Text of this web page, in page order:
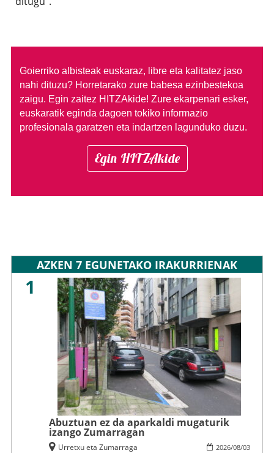
Goierriko albisteak euskaraz, libre eta kalitatez jaso
nahi dituzu? Horretarako zure babesa ezinbestekoa
zaigu. Egin zaitez HITZAkide! Zure ekarpenari esker,
euskaratik eginda dagoen tokiko informazio
profesionala garatzen eta indartzen lagunduko duzu.
Egin HITZAkide
AZKEN 7 EGUNETAKO IRAKURRIENAK
1
Abuztuan ez da aparkaldi mugaturik
izango Zumarragan
2026/08/03
Urretxu eta Zumarraga